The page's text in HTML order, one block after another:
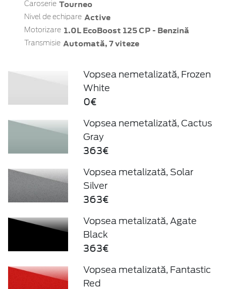
Caroserie Tourneo
Nivel de echipare Active
Motorizare 1.0L EcoBoost 125 CP - Benzină
Transmisie Automată, 7 viteze
Vopsea nemetalizată, Frozen
White
0€
Vopsea nemetalizată, Cactus
Gray
363€
Vopsea metalizată, Solar
Silver
363€
Vopsea metalizată, Agate
Black
363€
Vopsea metalizată, Fantastic
Red